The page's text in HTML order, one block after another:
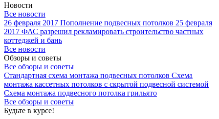
Новости
Все новости
26 февраля 2017 Пополнение подвесных потолков 25 февраля
2017 ФАС разрешил рекламировать строительство частных
коттеджей и бань
Все новости
Обзоры и советы
Все обзоры и советы
Стандартная схема монтажа подвесных потолков Схема
монтажа кассетных потолков с скрытой подвесной системой
Схема монтажа подвесного потолка грильято
Все обзоры и советы
Будьте в курсе!